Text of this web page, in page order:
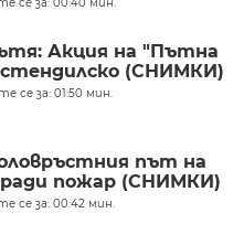
Акция на "Пътна
(СНИМКИ)
се за: 01:50 мин.
път на
пожар (СНИМКИ)
се за: 00:42 мин.